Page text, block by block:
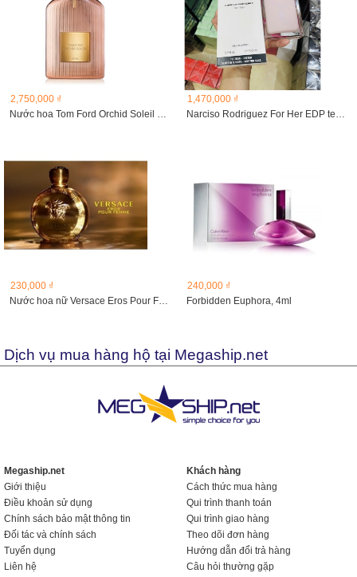
2,750,000 ₫
Nước hoa Tom Ford Orchid Soleil Eau de Parfum 100ML
1,470,000 ₫
Narciso Rodriguez For Her EDP tester 100ml
230,000 ₫
Nước hoa nữ Versace Eros Pour Femme
240,000 ₫
Forbidden Euphora, 4ml
Dịch vụ mua hàng hộ tại Megaship.net
Megaship.net
Giới thiệu
Điều khoản sử dụng
Chính sách bảo mật thông tin
Đối tác và chính sách
Tuyển dụng
Liên hệ
Khách hàng
Cách thức mua hàng
Qui trình thanh toán
Qui trình giao hàng
Theo dõi đơn hàng
Hướng dẫn đổi trả hàng
Câu hỏi thường gặp